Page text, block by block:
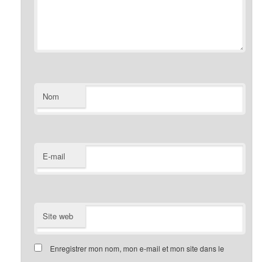
Nom
E-mail
Site web
Enregistrer mon nom, mon e-mail et mon site dans le